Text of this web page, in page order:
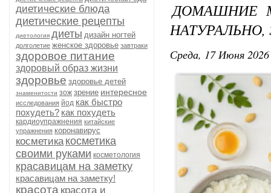
диетические блюда
диетические рецепты
диетология диеты дизайн ногтей
долголетие женское здоровье завтраки
здоровое питание
здоровый образ жизни
здоровье здоровье детей
знаменитости зож зрение интересное
исследования йод как быстро
похудеть? как похудеть
кардиоупражнения китайские
упражнения коронавирус
косметика косметика
своими руками косметология
красавицам на заметку
красавицам на заметку!
красота красота и
ДОМАШНИЕ
Среда, 17 Июня